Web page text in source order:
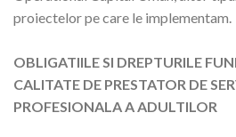
proiectelor pe care le implementam.
OBLIGATIILE SI DREPTURILE
CALITATE DE PRESTATOR DE
PROFESIONALA A ADULTILOR